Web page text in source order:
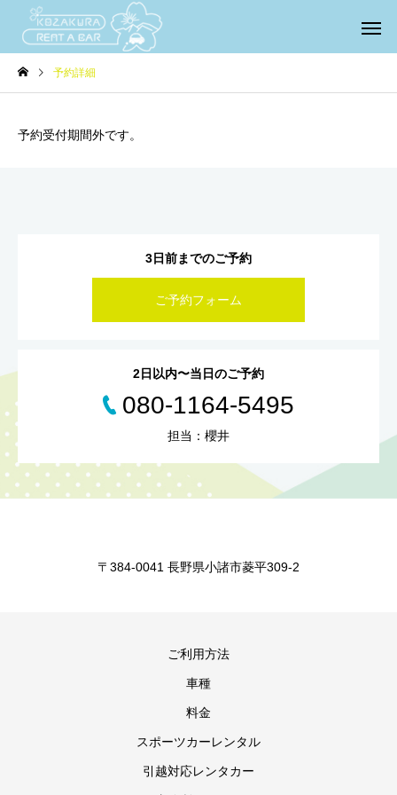
予約詳細
予約受付期間外です。
3日前までのご予約
ご予約フォーム
2日以内〜当日のご予約
080-1164-5495
担当：櫻井
〒384-0041 長野県小諸市菱平309-2
ご利用方法
車種
料金
スポーツカーレンタル
引越対応レンタカー